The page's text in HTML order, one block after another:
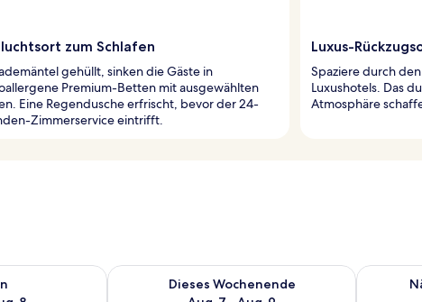
zum Schlafen
gehüllt, sinken die Gäste in
Premium-Betten mit ausgewählten
Eine Regendusche erfrischt, bevor der 24-
Zimmerservice eintrifft.
Luxus-
Spaziere durch
Luxushotels. Das
Atmosphäre
für morgen, Aug. 7 - Aug. 8.
Dieses Wochenende
Überprüfe die Verfügbarkeit für dieses